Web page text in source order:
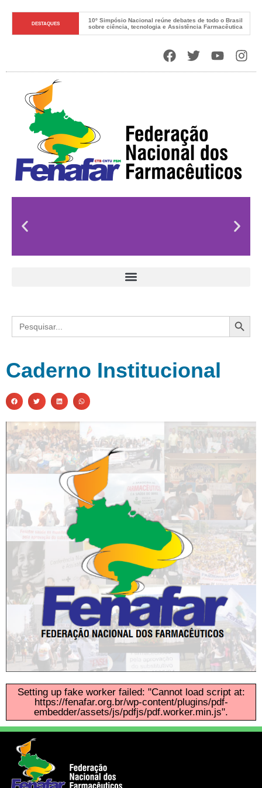
DESTAQUES
10º Simpósio Nacional reúne debates de todo o Brasil
sobre ciência, tecnologia e Assistência Farmacêutica
Search
for:
Caderno Institucional
Setting up fake worker failed: "Cannot load script at:
https://fenafar.org.br/wp-content/plugins/pdf-
embedder/assets/js/pdfjs/pdf.worker.min.js".